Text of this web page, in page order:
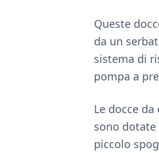
Queste
da un
sistema di
pompa a
Le docce
sono
piccolo